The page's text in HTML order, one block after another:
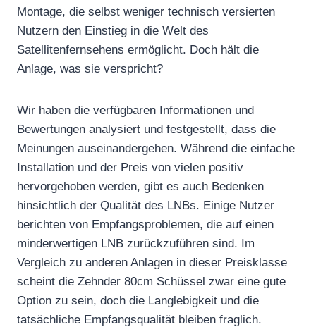
Montage, die selbst weniger technisch versierten
Nutzern den Einstieg in die Welt des
Satellitenfernsehens ermöglicht. Doch hält die
Anlage, was sie verspricht?
Wir haben die verfügbaren Informationen und
Bewertungen analysiert und festgestellt, dass die
Meinungen auseinandergehen. Während die einfache
Installation und der Preis von vielen positiv
hervorgehoben werden, gibt es auch Bedenken
hinsichtlich der Qualität des LNBs. Einige Nutzer
berichten von Empfangsproblemen, die auf einen
minderwertigen LNB zurückzuführen sind. Im
Vergleich zu anderen Anlagen in dieser Preisklasse
scheint die Zehnder 80cm Schüssel zwar eine gute
Option zu sein, doch die Langlebigkeit und die
tatsächliche Empfangsqualität bleiben fraglich.